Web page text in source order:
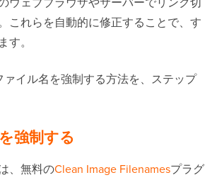
これらを自動的に修正することで、す
。
イル名を強制する方法を、ステップ
強制する
、無料のClean Image Filenamesプラグ